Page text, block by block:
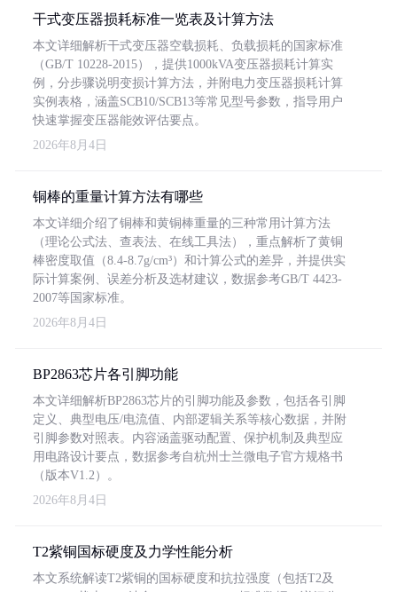
干式变压器损耗标准一览表及计算方法
本文详细解析干式变压器空载损耗、负载损耗的国家标准
（GB/T 10228-2015），提供1000kVA变压器损耗计算实
例，分步骤说明变损计算方法，并附电力变压器损耗计算
实例表格，涵盖SCB10/SCB13等常见型号参数，指导用户
快速掌握变压器能效评估要点。
2026年8月4日
铜棒的重量计算方法有哪些
本文详细介绍了铜棒和黄铜棒重量的三种常用计算方法
（理论公式法、查表法、在线工具法），重点解析了黄铜
棒密度取值（8.4-8.7g/cm³）和计算公式的差异，并提供实
际计算案例、误差分析及选材建议，数据参考GB/T 4423-
2007等国家标准。
2026年8月4日
BP2863芯片各引脚功能
本文详细解析BP2863芯片的引脚功能及参数，包括各引脚
定义、典型电压/电流值、内部逻辑关系等核心数据，并附
引脚参数对照表。内容涵盖驱动配置、保护机制及典型应
用电路设计要点，数据参考自杭州士兰微电子官方规格书
（版本V1.2）。
2026年8月4日
T2紫铜国标硬度及力学性能分析
本文系统解读T2紫铜的国标硬度和抗拉强度（包括T2及